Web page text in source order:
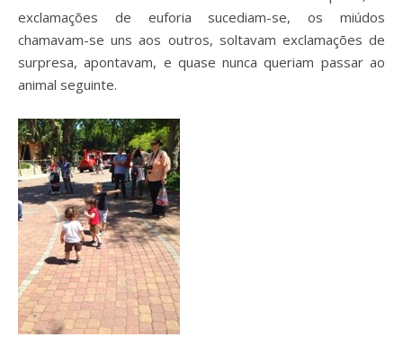
exclamações de euforia sucediam-se, os miúdos
chamavam-se uns aos outros, soltavam exclamações de
surpresa, apontavam, e quase nunca queriam passar ao
animal seguinte.